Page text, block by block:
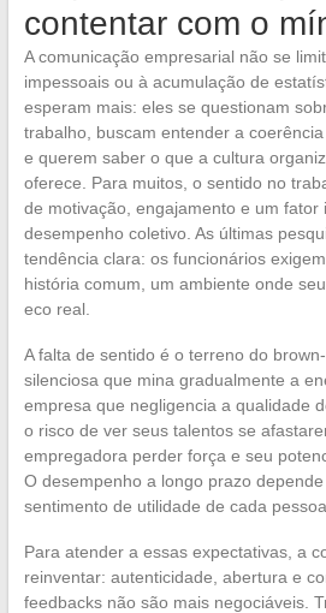
contentar com o
A comunicação empresarial não se
impessoais ou à acumulação de
esperam mais: eles se questionam
trabalho, buscam entender a
e querem saber o que a cultura
oferece. Para muitos, o sentido no
de motivação, engajamento e um fator
desempenho coletivo. As últimas
tendência clara: os funcionários
história comum, um ambiente onde
eco real.
A falta de sentido é o terreno do
silenciosa que mina gradualmente a
empresa que negligencia a qualidade
o risco de ver seus talentos se
empregadora perder força e seu
O desempenho a longo prazo
sentimento de utilidade de cada pessoa.
Para atender a essas expectativas, a
reinventar: autenticidade, abertura e
feedbacks não são mais negociáveis.